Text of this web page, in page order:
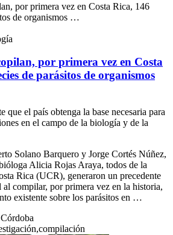
por primera vez en Costa Rica, 146
de organismos …
por primera vez en Costa
de parásitos de organismos
que el país obtenga la base necesaria para
en el campo de la biología y de la
Solano Barquero y Jorge Cortés Núñez,
Alicia Rojas Araya, todos de la
Rica (UCR), generaron un precedente
compilar, por primera vez en la historia,
existente sobre los parásitos en …